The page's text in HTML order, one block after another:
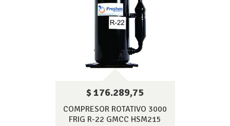
$ 176.289,75
COMPRESOR ROTATIVO 3000
FRIG R-22 GMCC HSM215